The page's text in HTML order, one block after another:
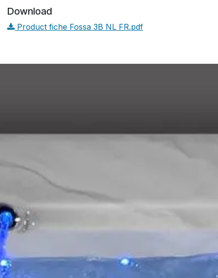
Download
Product fiche Fossa 3B NL FR.pdf